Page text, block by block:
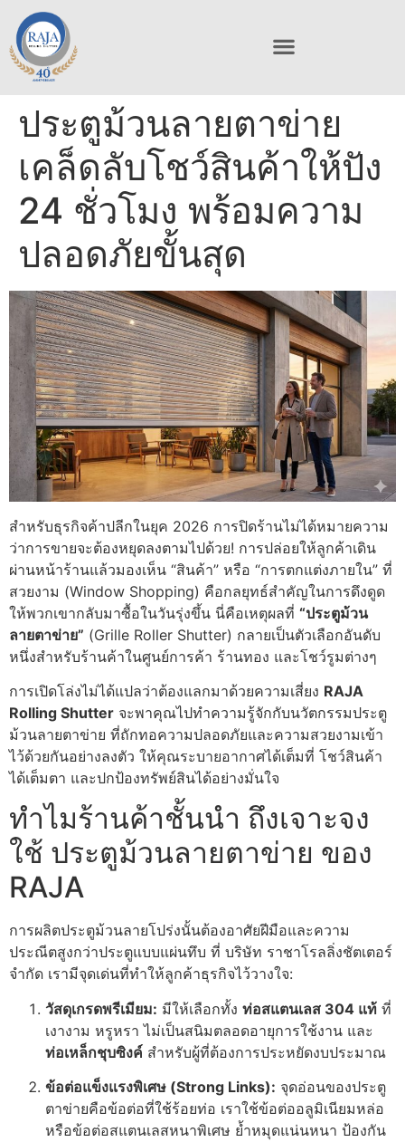
ประตูม้วนลายตาข่าย
เคล็ดลับโชว์สินค้าให้ปัง
24 ชั่วโมง พร้อมความ
ปลอดภัยขั้นสุด
สำหรับธุรกิจค้าปลีกในยุค 2026 การปิดร้านไม่ได้หมายความ
ว่าการขายจะต้องหยุดลงตามไปด้วย! การปล่อยให้ลูกค้าเดิน
ผ่านหน้าร้านแล้วมองเห็น “สินค้า” หรือ “การตกแต่งภายใน” ที่
สวยงาม (Window Shopping) คือกลยุทธ์สำคัญในการดึงดูด
ให้พวกเขากลับมาซื้อในวันรุ่งขึ้น นี่คือเหตุผลที่ “ประตูม้วน
ลายตาข่าย” (Grille Roller Shutter) กลายเป็นตัวเลือกอันดับ
หนึ่งสำหรับร้านค้าในศูนย์การค้า ร้านทอง และโชว์รูมต่างๆ
การเปิดโล่งไม่ได้แปลว่าต้องแลกมาด้วยความเสี่ยง RAJA
Rolling Shutter จะพาคุณไปทำความรู้จักกับนวัตกรรมประตู
ม้วนลายตาข่าย ที่ถักทอความปลอดภัยและความสวยงามเข้า
ไว้ด้วยกันอย่างลงตัว ให้คุณระบายอากาศได้เต็มที่ โชว์สินค้า
ได้เต็มตา และปกป้องทรัพย์สินได้อย่างมั่นใจ
ทำไมร้านค้าชั้นนำ ถึงเจาะจง
ใช้ ประตูม้วนลายตาข่าย ของ
RAJA
การผลิตประตูม้วนลายโปร่งนั้นต้องอาศัยฝีมือและความ
ประณีตสูงกว่าประตูแบบแผ่นทึบ ที่ บริษัท ราชาโรลลิ่งชัตเตอร์
จำกัด เรามีจุดเด่นที่ทำให้ลูกค้าธุรกิจไว้วางใจ:
วัสดุเกรดพรีเมียม: มีให้เลือกทั้ง ท่อสแตนเลส 304 แท้ ที่
เงางาม หรูหรา ไม่เป็นสนิมตลอดอายุการใช้งาน และ
ท่อเหล็กชุบซิงค์ สำหรับผู้ที่ต้องการประหยัดงบประมาณ
ข้อต่อแข็งแรงพิเศษ (Strong Links): จุดอ่อนของประตู
ตาข่ายคือข้อต่อที่ใช้ร้อยท่อ เราใช้ข้อต่ออลูมิเนียมหล่อ
หรือข้อต่อสแตนเลสหนาพิเศษ ย้ำหมุดแน่นหนา ป้องกัน